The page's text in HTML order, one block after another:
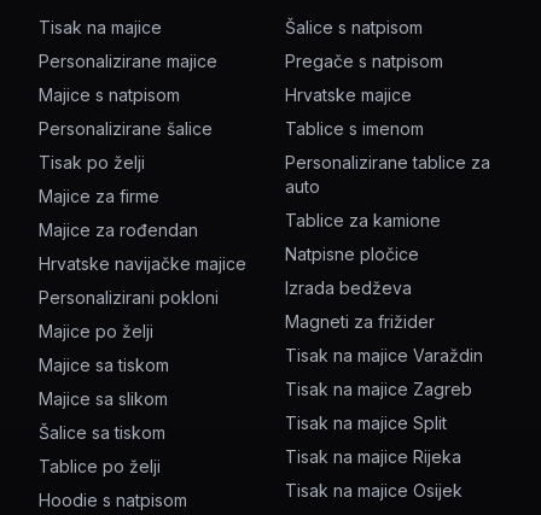
Tisak na majice
Personalizirane majice
Majice s natpisom
Personalizirane šalice
Tisak po želji
Majice za firme
Majice za rođendan
Hrvatske navijačke majice
Personalizirani pokloni
Majice po želji
Majice sa tiskom
Majice sa slikom
Šalice sa tiskom
Tablice po želji
Hoodie s natpisom
Šalice s natpisom
Pregače s natpisom
Hrvatske majice
Tablice s imenom
Personalizirane tablice za
auto
Tablice za kamione
Natpisne pločice
Izrada bedževa
Magneti za frižider
Tisak na majice Varaždin
Tisak na majice Zagreb
Tisak na majice Split
Tisak na majice Rijeka
Tisak na majice Osijek